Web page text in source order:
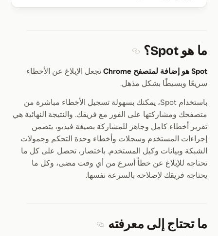
ما هو Spot؟
Spot هو إضافة لمتصفح Chrome
تجعل الإبلاغ عن الأخطاء
سريعًا وبسيطًا بشكل مذهل.
باستخدام Spot، يمكنك بسهولة تسجيل الأخطاء مباشرة من
متصفحك ومشاركتها على الفور مع فريقك. والنتيجة النهائية هي
تقرير أخطاء كامل وجاهز للمشاركة بصيغة فيديو، يتضمن
إجراءات المستخدم وسجلات وأخطاء وحدة التحكم وحمولات
الشبكة وبيانات وكيل المستخدم. باختصار، تحصل على كل ما
تحتاجه للإبلاغ عن خطأ أسرع من أي وقت مضى، وكل ما
يحتاجه فريقك لإصلاحه بالسرعة نفسها.
ما تحتاج إلى معرفته